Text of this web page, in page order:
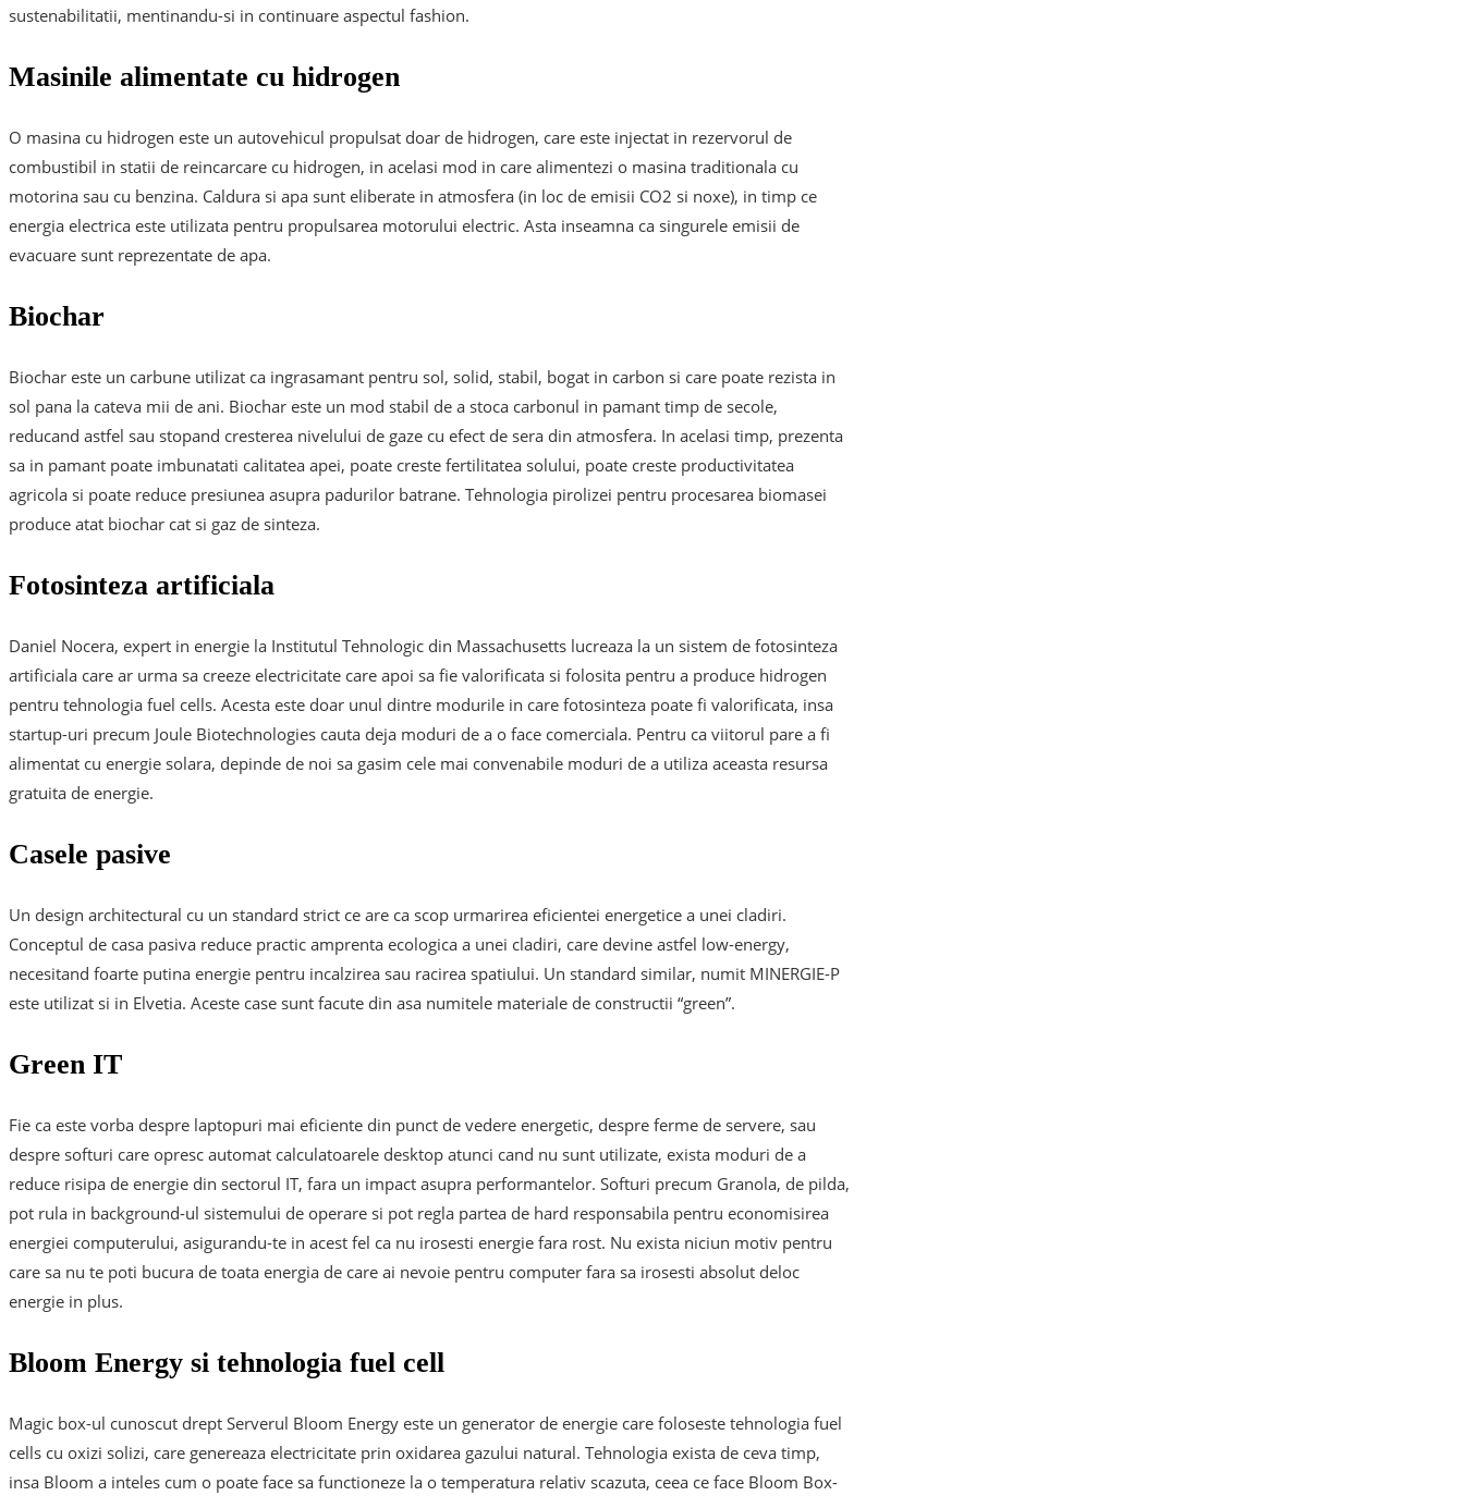
sustenabilitatii, mentinandu-si in continuare aspectul fashion.
Masinile alimentate cu hidrogen
O masina cu hidrogen este un autovehicul propulsat doar de hidrogen, care este injectat in rezervorul de
combustibil in statii de reincarcare cu hidrogen, in acelasi mod in care alimentezi o masina traditionala cu
motorina sau cu benzina. Caldura si apa sunt eliberate in atmosfera (in loc de emisii CO2 si noxe), in timp ce
energia electrica este utilizata pentru propulsarea motorului electric. Asta inseamna ca singurele emisii de
evacuare sunt reprezentate de apa.
Biochar
Biochar este un carbune utilizat ca ingrasamant pentru sol, solid, stabil, bogat in carbon si care poate rezista in
sol pana la cateva mii de ani. Biochar este un mod stabil de a stoca carbonul in pamant timp de secole,
reducand astfel sau stopand cresterea nivelului de gaze cu efect de sera din atmosfera. In acelasi timp, prezenta
sa in pamant poate imbunatati calitatea apei, poate creste fertilitatea solului, poate creste productivitatea
agricola si poate reduce presiunea asupra padurilor batrane. Tehnologia pirolizei pentru procesarea biomasei
produce atat biochar cat si gaz de sinteza.
Fotosinteza artificiala
Daniel Nocera, expert in energie la Institutul Tehnologic din Massachusetts lucreaza la un sistem de fotosinteza
artificiala care ar urma sa creeze electricitate care apoi sa fie valorificata si folosita pentru a produce hidrogen
pentru tehnologia fuel cells. Acesta este doar unul dintre modurile in care fotosinteza poate fi valorificata, insa
startup-uri precum Joule Biotechnologies cauta deja moduri de a o face comerciala. Pentru ca viitorul pare a fi
alimentat cu energie solara, depinde de noi sa gasim cele mai convenabile moduri de a utiliza aceasta resursa
gratuita de energie.
Casele pasive
Un design architectural cu un standard strict ce are ca scop urmarirea eficientei energetice a unei cladiri.
Conceptul de casa pasiva reduce practic amprenta ecologica a unei cladiri, care devine astfel low-energy,
necesitand foarte putina energie pentru incalzirea sau racirea spatiului. Un standard similar, numit MINERGIE-P
este utilizat si in Elvetia. Aceste case sunt facute din asa numitele materiale de constructii “green”.
Green IT
Fie ca este vorba despre laptopuri mai eficiente din punct de vedere energetic, despre ferme de servere, sau
despre softuri care opresc automat calculatoarele desktop atunci cand nu sunt utilizate, exista moduri de a
reduce risipa de energie din sectorul IT, fara un impact asupra performantelor. Softuri precum Granola, de pilda,
pot rula in background-ul sistemului de operare si pot regla partea de hard responsabila pentru economisirea
energiei computerului, asigurandu-te in acest fel ca nu irosesti energie fara rost. Nu exista niciun motiv pentru
care sa nu te poti bucura de toata energia de care ai nevoie pentru computer fara sa irosesti absolut deloc
energie in plus.
Bloom Energy si tehnologia fuel cell
Magic box-ul cunoscut drept Serverul Bloom Energy este un generator de energie care foloseste tehnologia fuel
cells cu oxizi solizi, care genereaza electricitate prin oxidarea gazului natural. Tehnologia exista de ceva timp,
insa Bloom a inteles cum o poate face sa functioneze la o temperatura relativ scazuta, ceea ce face Bloom Box-